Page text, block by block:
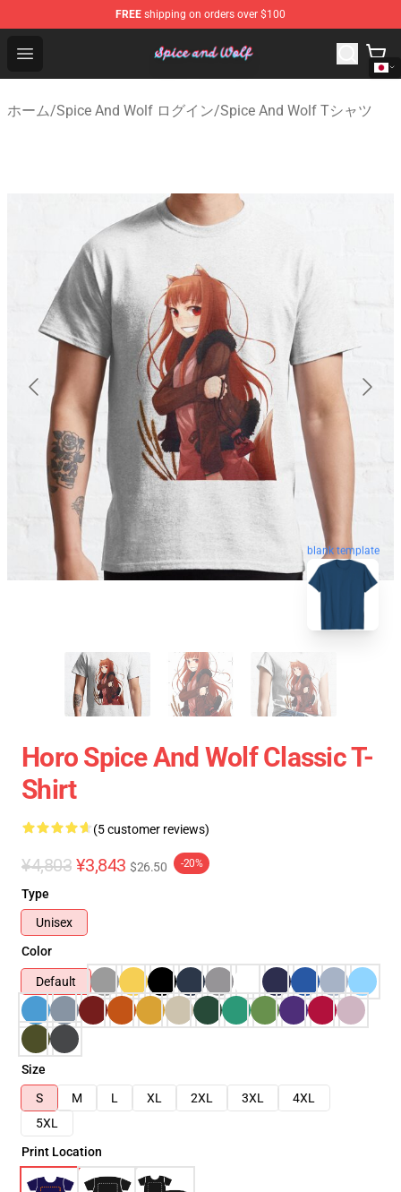
FREE shipping on orders over $100
Open menu
Spice And Wolf Store - Official Spice And Wolf
ホーム/Spice And Wolf ログイン/Spice And Wolf Tシャツ
blank template
Horo Spice And Wolf Classic T-
Shirt
(5 customer reviews)
¥4,803 ¥3,843 $26.50 -20%
Type
Unisex
Color
Default
Size
S
M L XL 2XL 3XL
4XL
5XL
Print Location